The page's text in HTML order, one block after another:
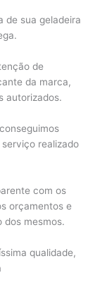
de sua geladeira
de
da marca,
autorizados.
realizado
com os
orçamentos e
dos mesmos.
qualidade,